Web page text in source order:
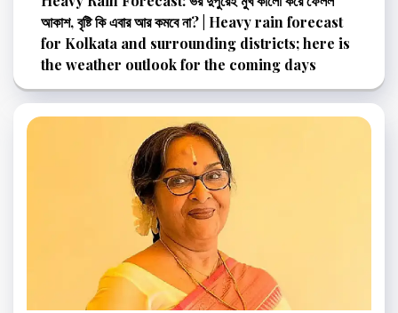
আকাশ, বৃষ্টি কি এবার আর কমবে না? | Heavy rain forecast
for Kolkata and surrounding districts; here is
the weather outlook for the coming days